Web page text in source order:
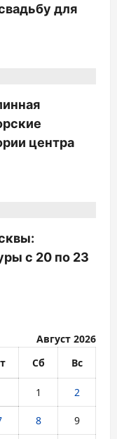
для
центра
с 20 по 23
Август 2026
Сб Вс
1 2
8 9